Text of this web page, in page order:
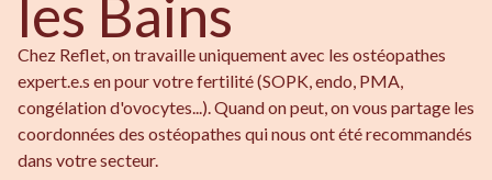
les Bains
Chez Reflet, on travaille uniquement avec les ostéopathes
expert.e.s en pour votre fertilité (SOPK, endo, PMA,
congélation d'ovocytes...). Quand on peut, on vous partage les
coordonnées des ostéopathes qui nous ont été recommandés
dans votre secteur.